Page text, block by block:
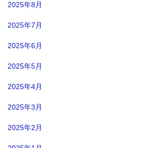
2025年8月
2025年7月
2025年6月
2025年5月
2025年4月
2025年3月
2025年2月